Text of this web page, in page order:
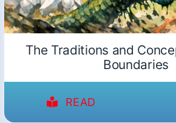
The Traditions and
Boundaries
READ